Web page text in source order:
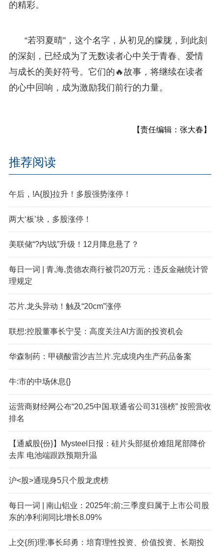
的精彩。
“若羽夏晴”，这个名字，从初见的朦胧，到此刻
的深刻，已经成为了无数读者心中关于青春、爱情
与成长的美好符号。它们的🔥故事，将继续在读者
的心中回响，成为激励我们前行的力量。
【责任编辑：张大春】
推荐阅读
午后，!A{股}拉升！多股强势涨停！
两大‘板’块，多股涨停！
美联储“?内!战”升级！12月降息悬了？
每日一词 | 青,海,贵德农商行被罚20万元：违反金融统计管
理规定
芯片.龙头异动！触及“20cm”涨停
联想:控股董事长宁旻：高度关注AI方面的投资机会
华森制药：甲磺酸雷沙吉兰片.完成境内生产药品备案
牛:市的中场休息{}
运营商财经网公布“20,25中国.联通省公司31强榜” 按照营收
排名
【通威股{份}】Mysteel日报：硅片头部挺价难阻尾部降价
去库 电池端跟跌预期升温
沪<股>通现身5只个股龙虎榜
每日一词 | 南山铝业：2025年;前;三季度归属于上市公司股
东的净利润同比增长8.09%
上交{所}理;事长邱勇：培育理性投资、价值投资、长期投